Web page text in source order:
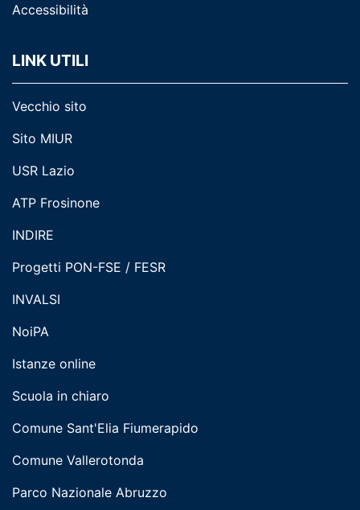
Accessibilità
LINK UTILI
Vecchio sito
Sito MIUR
USR Lazio
ATP Frosinone
INDIRE
Progetti PON-FSE / FESR
INVALSI
NoiPA
Istanze online
Scuola in chiaro
Comune Sant'Elia Fiumerapido
Comune Vallerotonda
Parco Nazionale Abruzzo